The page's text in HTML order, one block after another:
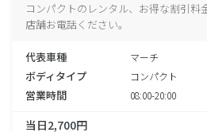
コンパクトのレンタル、お得な割引料
店舗お電話ください。
代表車種 マーチ
ボディタイプ コンパクト
営業時間 08:00-20:00
当日2,700円